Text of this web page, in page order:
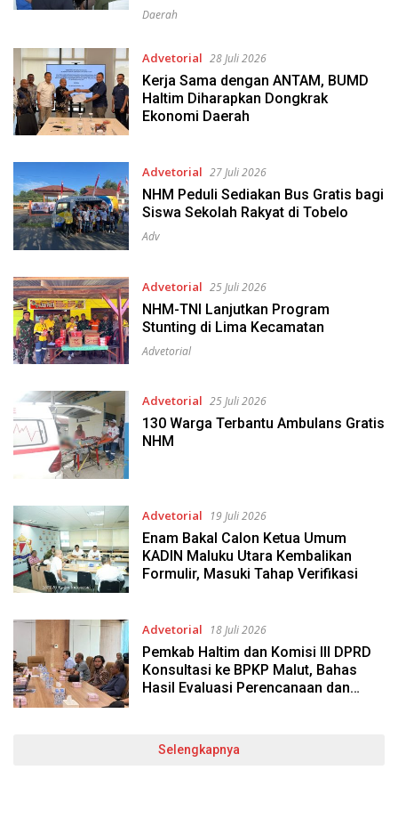
Daerah
Advetorial 28 Juli 2026
Kerja Sama dengan ANTAM, BUMD
Haltim Diharapkan Dongkrak
Ekonomi Daerah
Advetorial 27 Juli 2026
NHM Peduli Sediakan Bus Gratis bagi
Siswa Sekolah Rakyat di Tobelo
Adv
Advetorial 25 Juli 2026
NHM-TNI Lanjutkan Program
Stunting di Lima Kecamatan
Advetorial
Advetorial 25 Juli 2026
130 Warga Terbantu Ambulans Gratis
NHM
Advetorial 19 Juli 2026
Enam Bakal Calon Ketua Umum
KADIN Maluku Utara Kembalikan
Formulir, Masuki Tahap Verifikasi
Advetorial 18 Juli 2026
Pemkab Haltim dan Komisi III DPRD
Konsultasi ke BPKP Malut, Bahas
Hasil Evaluasi Perencanaan dan
Selengkapnya